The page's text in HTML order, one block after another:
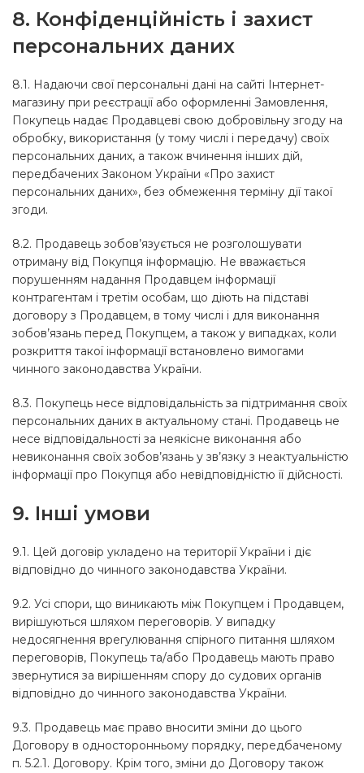
8. Конфіденційність і захист
персональних даних
8.1. Надаючи свої персональні дані на сайті Інтернет-
магазину при реєстрації або оформленні Замовлення,
Покупець надає Продавцеві свою добровільну згоду на
обробку, використання (у тому числі і передачу) своїх
персональних даних, а також вчинення інших дій,
передбачених Законом України «Про захист
персональних даних», без обмеження терміну дії такої
згоди.
8.2. Продавець зобов’язується не розголошувати
отриману від Покупця інформацію. Не вважається
порушенням надання Продавцем інформації
контрагентам і третім особам, що діють на підставі
договору з Продавцем, в тому числі і для виконання
зобов’язань перед Покупцем, а також у випадках, коли
розкриття такої інформації встановлено вимогами
чинного законодавства України.
8.3. Покупець несе відповідальність за підтримання своїх
персональних даних в актуальному стані. Продавець не
несе відповідальності за неякісне виконання або
невиконання своїх зобов’язань у зв’язку з неактуальністю
інформації про Покупця або невідповідністю її дійсності.
9. Інші умови
9.1. Цей договір укладено на території України і діє
відповідно до чинного законодавства України.
9.2. Усі спори, що виникають між Покупцем і Продавцем,
вирішуються шляхом переговорів. У випадку
недосягнення врегулювання спірного питання шляхом
переговорів, Покупець та/або Продавець мають право
звернутися за вирішенням спору до судових органів
відповідно до чинного законодавства України.
9.3. Продавець має право вносити зміни до цього
Договору в односторонньому порядку, передбаченому
п. 5.2.1. Договору. Крім того, зміни до Договору також